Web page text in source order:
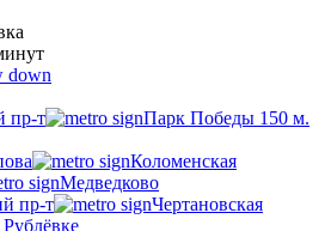
пр-т
Парк Победы 150 м.
Коломенская
Медведково
пр-т
Чертановская